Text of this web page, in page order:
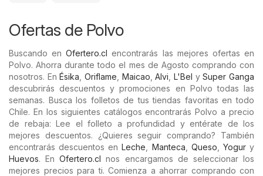
Ofertas de Polvo
Buscando enOfertero.cl encontrarás las mejores ofertas en
Polvo. Ahorra durante todo el mes de Agosto comprando con
nosotros. EnÉsika ,Oriflame Maicao ,Alvi ,L'Bel ySuper Ganga
descubrirás descuentos y promociones en Polvo todas las
semanas. Busca los folletos de tus tiendas favoritas en todo
Chile. En los siguientes catálogos encontrarás Polvo a precio
de rebaja: Lee el folleto a profundidad y entérate de los
mejores descuentos. ¿Quieres seguir comprando? También
encontrarás descuentos enLeche Manteca Queso Yogury
Huevos. EnOfertero.cl nos encargamos de seleccionar los
mejores precios para ti. Comienza a ahorrar comprando con